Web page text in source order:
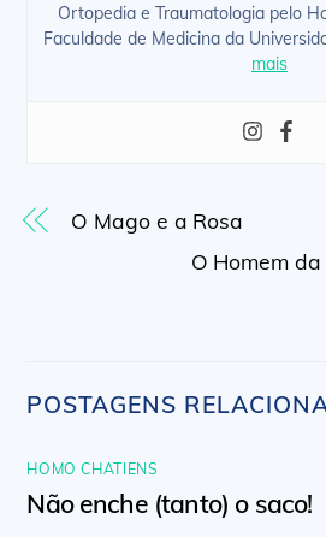
Ortopedia e Traumatologia pelo
Faculdade de Medicina da
mais
O Mago e a Rosa
O Homem
POSTAGENS
HOMO CHATIENS
Não enche (tanto) o saco!